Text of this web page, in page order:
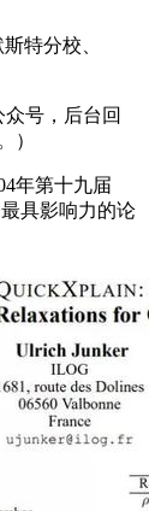
特分校、
号，后台回
）
年第十九届
具影响力的论